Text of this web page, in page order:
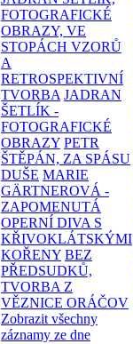
FOTOGRAFICKÉ
OBRAZY, VE
STOPÁCH VZORŮ
A
RETROSPEKTIVNÍ
TVORBA JADRAN
ŠETLÍK -
FOTOGRAFICKÉ
OBRAZY PETR
ŠTĚPÁN, ZA SPÁSU
DUŠE MARIE
GÄRTNEROVÁ -
ZAPOMENUTÁ
OPERNÍ DIVA S
KŘIVOKLÁTSKÝMI
KOŘENY BEZ
PŘEDSUDKŮ,
TVORBA Z
VĚZNICE ORÁČOV
Zobrazit všechny
záznamy ze dne